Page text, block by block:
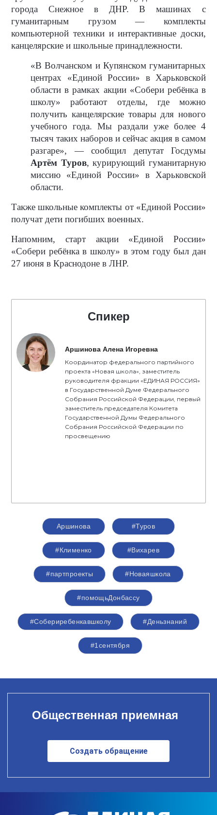
города Снежное в ДНР. В машинах с
гуманитарным грузом — комплекты
компьютерной техники и интерактивные доски,
канцелярские и школьные принадлежности.
«В Волчанском и Купянском гуманитарных
центрах «Единой России» в Харьковской
области в рамках акции «Собери ребёнка в
школу» работают отделы, где можно
получить канцелярские товары для нового
учебного года. Мы раздали уже более 4
тысяч таких наборов и сейчас акция в самом
разгаре», — сообщил депутат Госдумы
Артём Туров, курирующий гуманитарную
миссию «Единой России» в Харьковской
области.
Также школьные комплекты от «Единой России»
получат дети погибших военных.
Напомним, старт акции «Единой России»
«Собери ребёнка в школу» в этом году был дан
27 июня в Краснодоне в ЛНР.
Спикер
Аршинова Алена Игоревна
Координатор федерального партийного
проекта «Новая школа», заместитель
руководителя фракции «ЕДИНАЯ РОССИЯ»
в Государственной Думе Федерального
Собрания Российской Федерации, первый
заместитель председателя Комитета
Государственной Думы Федерального
Собрания Российской Федерации по
просвещению
​​​​​​​Аршинова #Туров
#Клименко #Вихарев
#партпроекты #Новаяшкола
#помощьДонбассу
#Собериребенкавшколу #Деньзнаний
#1сентября
Общественная приемная
Создать обращение